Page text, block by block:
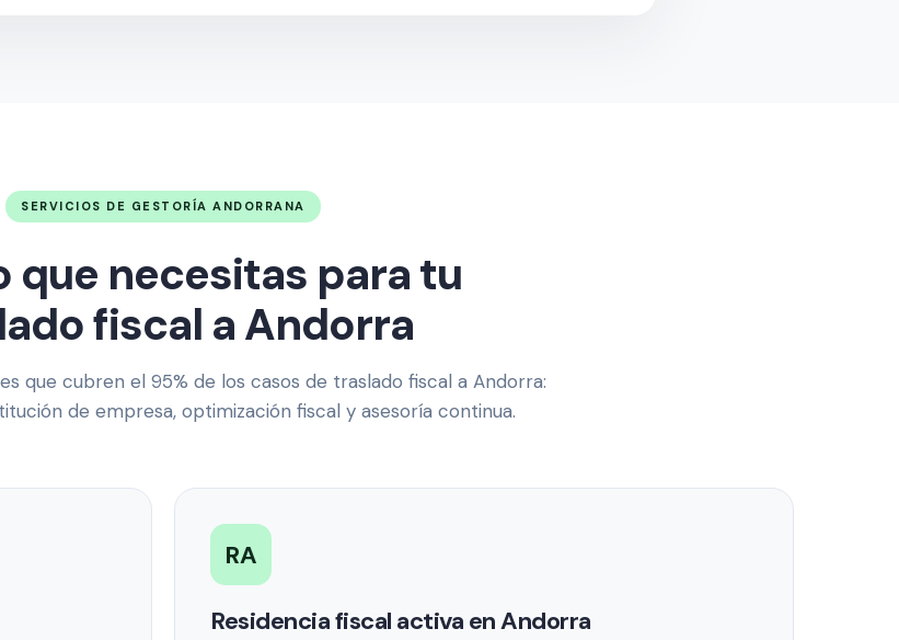
SERVICIOS DE GESTORÍA ANDORRANA
que necesitas para tu
fiscal a Andorra
que cubren el 95% de los casos de traslado fiscal a Andorra:
de empresa, optimización fiscal y asesoría continua.
RA
Residencia fiscal activa en Andorra